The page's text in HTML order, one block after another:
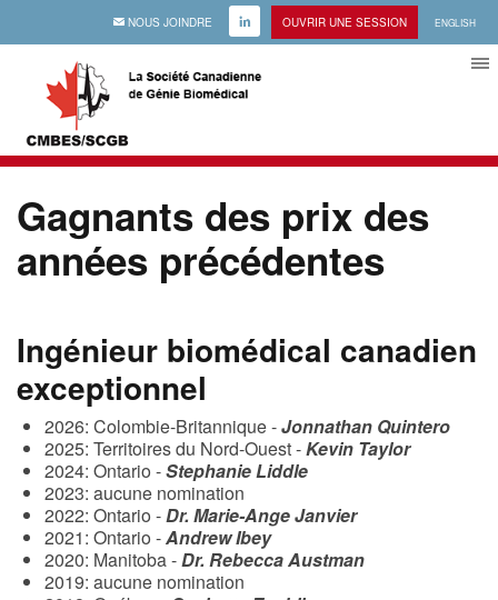
EMAIL NOUS JOINDRE LINKEDIN OUVRIR UNE SESSION ENGLISH
Gagnants des prix des
années précédentes
Ingénieur biomédical canadien
exceptionnel
2026: Colombie-Britannique -Jonnathan Quintero
2025: Territoires du Nord-Ouest -Kevin Taylor
2024: Ontario -Stephanie Liddle
2023: aucune nomination
2022: Ontario -Dr. Marie-Ange Janvier
2021: Ontario -Andrew Ibey
2020: Manitoba -Dr. Rebecca Austman
2019: aucune nomination